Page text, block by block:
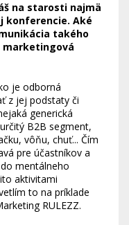
na starosti najmä
konferencie. Aké
takého
marketingová
je odborná
z jej podstaty či
generická
B2B segment,
vôňu, chuť... Čím
pre účastníkov a
mentálneho
aktivitami
to na príklade
RULEZZ.